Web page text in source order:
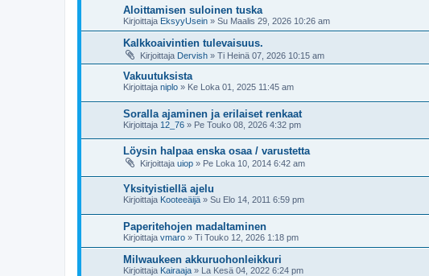
Aloittamisen suloinen tuska
Kirjoittaja EksyyUsein » Su Maalis 29, 2026 10:26 am
Kalkkoaivintien tulevaisuus.
Kirjoittaja Dervish » Ti Heinä 07, 2026 10:15 am
Vakuutuksista
Kirjoittaja niplo » Ke Loka 01, 2025 11:45 am
Soralla ajaminen ja erilaiset renkaat
Kirjoittaja 12_76 » Pe Touko 08, 2026 4:32 pm
Löysin halpaa enska osaa / varustetta
Kirjoittaja uiop » Pe Loka 10, 2014 6:42 am
Yksityistiellä ajelu
Kirjoittaja Kooteeäijä » Su Elo 14, 2011 6:59 pm
Paperitehojen madaltaminen
Kirjoittaja vmaro » Ti Touko 12, 2026 1:18 pm
Milwaukeen akkuruohonleikkuri
Kirjoittaja Kairaaja » La Kesä 04, 2022 6:24 pm